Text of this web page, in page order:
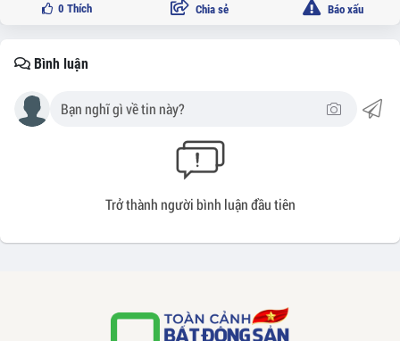
0 Thích Chia sẻ Báo xấu
Bình luận
Trở thành người bình luận đầu tiên